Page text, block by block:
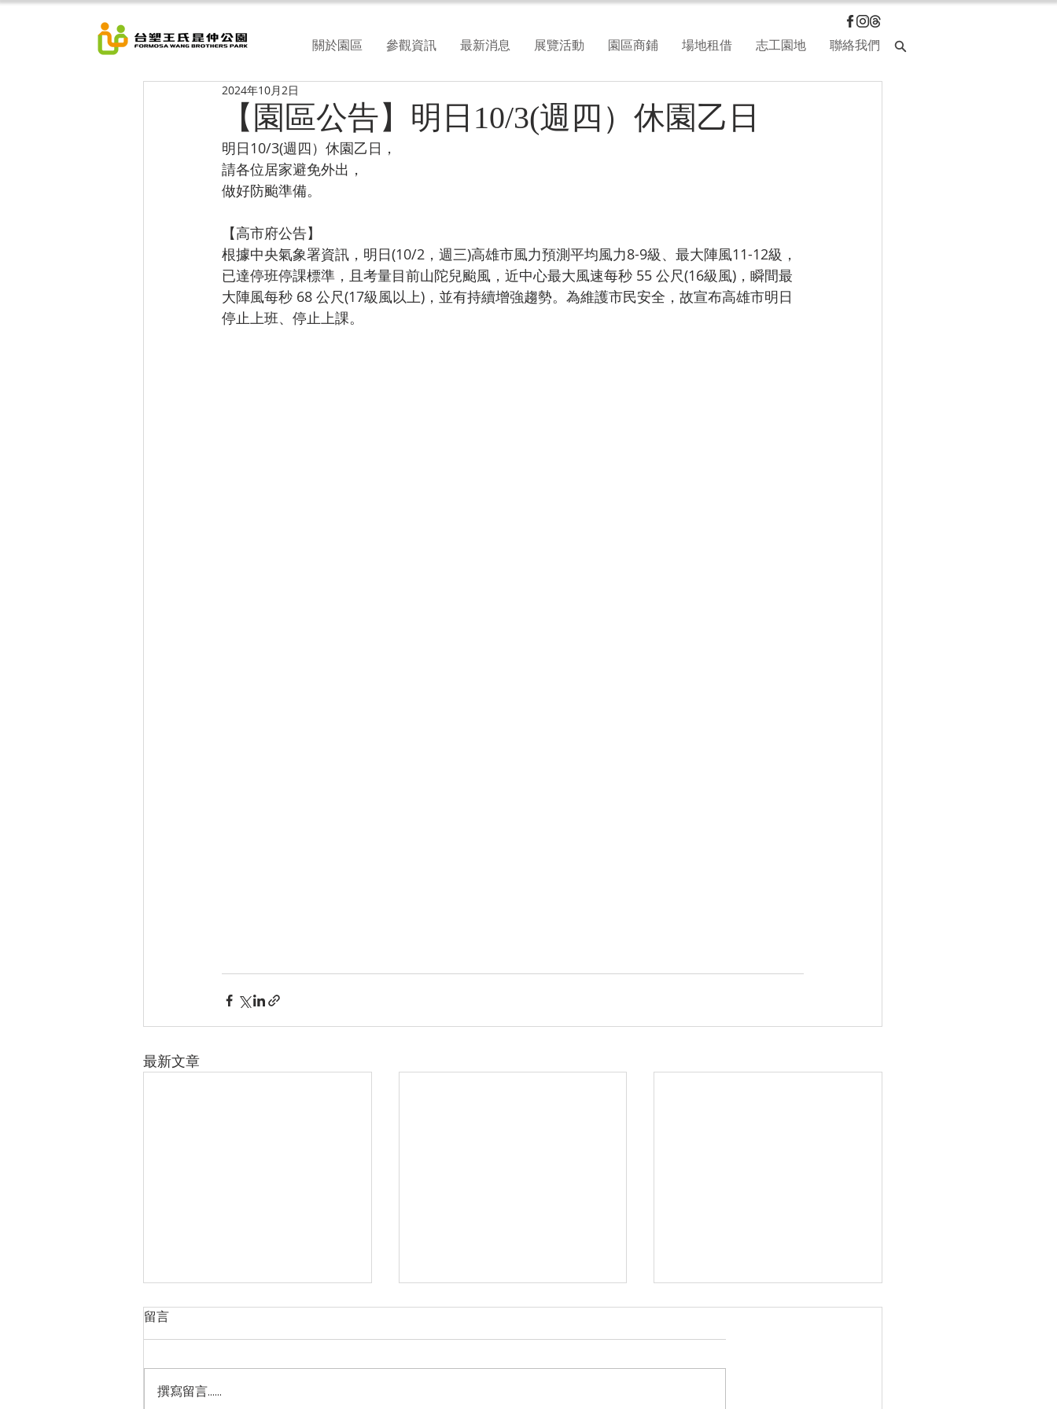
關於園區 參觀資訊 最新消息 展覽活動 園區商鋪 場地租借 志工園地 聯絡我們
【園區公告】明日10/3(週四）休園乙日
2024年10月2日
明日10/3(週四）休園乙日，
請各位居家避免外出，
做好防颱準備。
【高市府公告】
根據中央氣象署資訊，明日(10/2，週三)高雄市風力預測平均風力8-9級、最大陣風11-12級，
已達停班停課標準，且考量目前山陀兒颱風，近中心最大風速每秒 55 公尺(16級風)，瞬間最
大陣風每秒 68 公尺(17級風以上)，並有持續增強趨勢。為維護市民安全，故宣布高雄市明日
停止上班、停止上課。
最新文章
留言
撰寫留言......